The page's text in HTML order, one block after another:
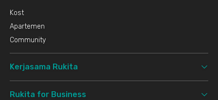
Kost
Apartemen
Community
Kerjasama Rukita
Rukita for Business